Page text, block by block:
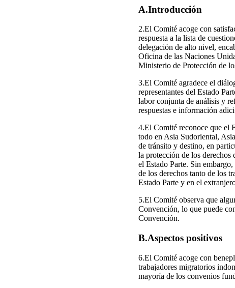
A.Introducción
2.El Comité acoge con
respuesta a la lista de
delegación de alto nivel,
Oficina de las Naciones
Ministerio de Protección de
3.El Comité agradece el
representantes del Estado
labor conjunta de análisis y
respuestas e información
4.El Comité reconoce que el
todo en Asia Sudoriental,
de tránsito y destino, en
la protección de los derechos
el Estado Parte. Sin
de los derechos tanto de los
Estado Parte y en el
5.El Comité observa que
Convención, lo que puede
Convención.
B.Aspectos positivos
6.El Comité acoge con
trabajadores migratorios
mayoría de los convenios